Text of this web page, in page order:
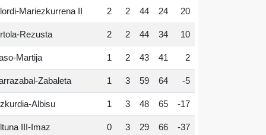
Mariezkurrena II 2 2 44 24 20
Rezusta 2 2 44 34 10
Martija 1 2 43 41 2
Zabaleta 1 3 59 64 -5
Albisu 1 3 48 65 -17
III-Imaz 0 3 29 66 -37